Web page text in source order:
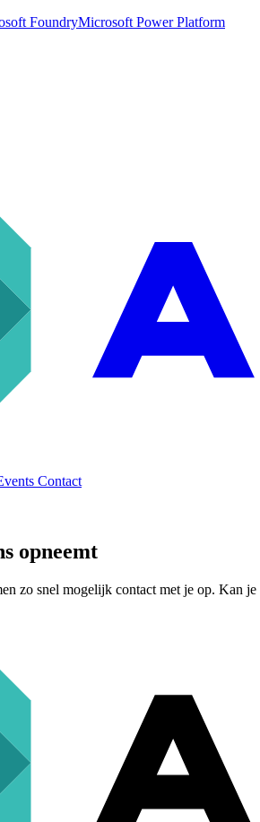
FoundryMicrosoft Power Platform
Contact
opneemt
zo snel mogelijk contact met je op. Kan